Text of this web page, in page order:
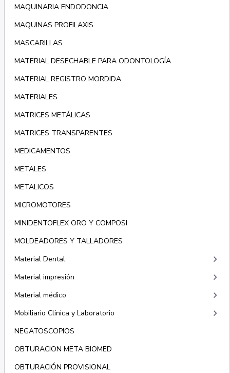
MAQUINARIA ENDODONCIA
MAQUINAS PROFILAXIS
MASCARILLAS
MATERIAL DESECHABLE PARA ODONTOLOGÍA
MATERIAL REGISTRO MORDIDA
MATERIALES
MATRICES METÁLICAS
MATRICES TRANSPARENTES
MEDICAMENTOS
METALES
METALICOS
MICROMOTORES
MINIDENTOFLEX ORO Y COMPOSI
MOLDEADORES Y TALLADORES
Material Dental
keyboard_arrow_right
Material impresión keyboard_arrow_right
Material médico keyboard_arrow_right
Mobiliario Clínica y Laboratorio keyboard_arrow_right
NEGATOSCOPIOS
OBTURACION META BIOMED
OBTURACIÓN PROVISIONAL